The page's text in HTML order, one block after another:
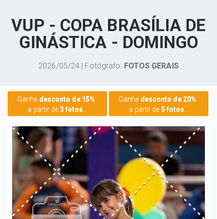
VUP - COPA BRASÍLIA DE
GINÁSTICA - DOMINGO
2026/05/24 | Fotógrafo: FOTOS GERAIS
Ganhe desconto de 15%
a partir de 3 fotos
Ganhe desconto de 20%
a partir de 5 fotos